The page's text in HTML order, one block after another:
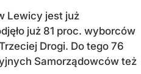
Lewicy jest już
już 81 proc. wyborców
Drogi. Do tego 76
Samorządowców też